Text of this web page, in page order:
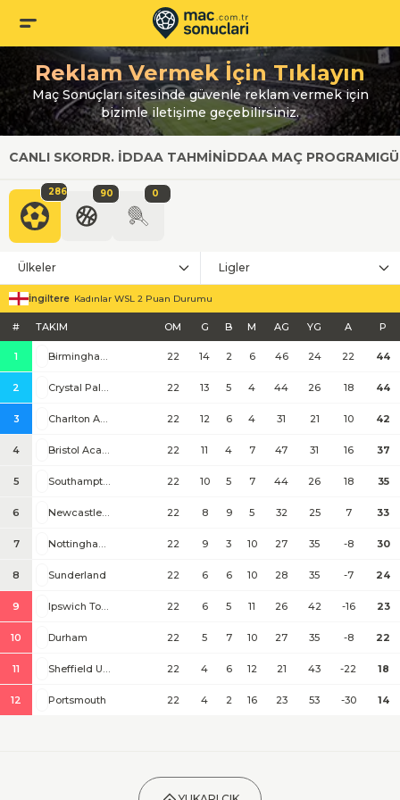
Reklam Vermek İçin Tıklayın
Maç Sonuçları sitesinde güvenle reklam vermek için
bizimle iletişime geçebilirsiniz.
CANLI SKORDR. İDDAA TAHMINİDDAA MAÇ PROGRAMI
286 90 0
Ülkeler Ligler
İngiltere Kadınlar WSL 2 Puan Durumu
# TAKIM OM G B M AG YG A P
1 Birmingham City 22 14 2 6 46 24 22 44
2 Crystal Palace 22 13 5 4 44 26 18 44
3 Charlton Athletic 22 12 6 4 31 21 10 42
4 Bristol Academy 22 11 4 7 47 31 16 37
5 Southampton 22 10 5 7 44 26 18 35
6 Newcastle United 22 8 9 5 32 25 7 33
7 Nottingham Forest 22 9 3 10 27 35 -8 30
8 Sunderland 22 6 6 10 28 35 -7 24
9 Ipswich Town 22 6 5 11 26 42 -16 23
10 Durham 22 5 7 10 27 35 -8 22
11 Sheffield United LFC 22 4 6 12 21 43 -22 18
12 Portsmouth 22 4 2 16 23 53 -30 14